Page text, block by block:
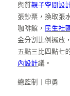
與質親子空間設
張鈔票，換取張
咖啡館， 民生社
金分割比例擺放
五點三比四點七
內設計議。
總監制丨申勇